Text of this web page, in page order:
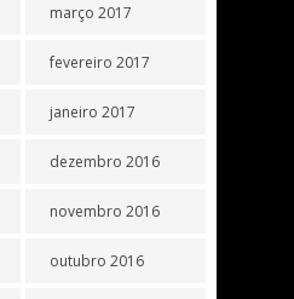
março 2017
fevereiro 2017
janeiro 2017
dezembro 2016
novembro 2016
outubro 2016